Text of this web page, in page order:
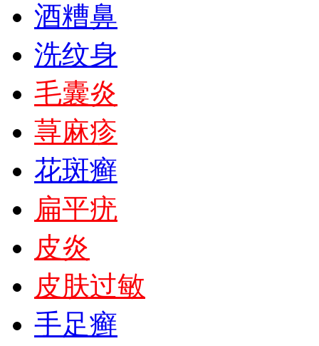
酒糟鼻
洗纹身
毛囊炎
荨麻疹
花斑癣
扁平疣
皮炎
皮肤过敏
手足癣